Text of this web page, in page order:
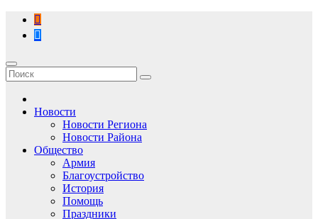
Перейти
содержимому
Новости
Новости Региона
Новости Района
Общество
Армия
Благоустройство
История
Помощь
Праздники